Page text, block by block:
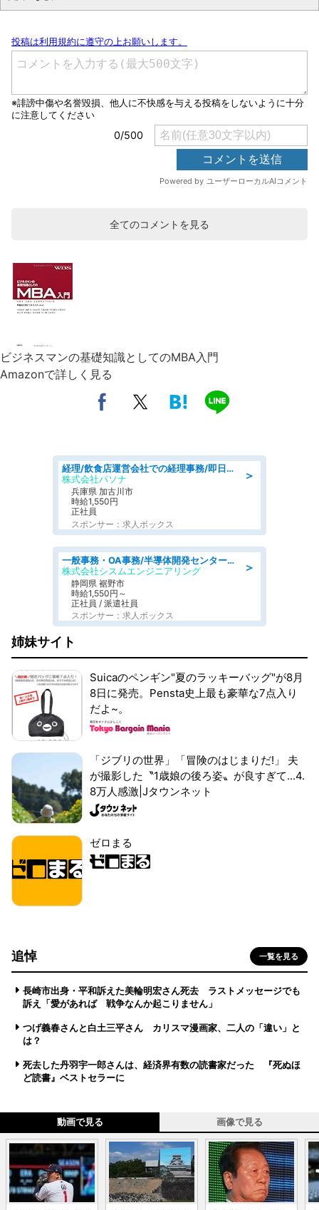
全てのコメントを見る
ビジネスマンの基礎知識としてのMBA入門
Amazonで詳しく見る
＞
経理/飲食店運営会社での経理事務/即日勤務可/車通勤可/経理/一般事務
株式会社パソナ
兵庫県 加古川市
時給1,550円
正社員
スポンサー：求人ボックス
＞
一般事務・OA事務/半導体開発センター内で事務&軽作業スタッフ、募集
株式会社シスムエンジニアリング
静岡県 裾野市
時給1,550円～
正社員 / 派遣社員
スポンサー：求人ボックス
姉妹サイト
Suicaのペンギン"夏のラッキーバッグ"が8月
8日に発売。Pensta史上最も豪華な7点入り
だよ~。
「ジブリの世界」「冒険のはじまりだ!」 夫
が撮影した〝1歳娘の後ろ姿〟が良すぎて...4.
8万人感激|Jタウンネット
ゼロまる
追悼 一覧を見る
長崎市出身・平和訴えた美輪明宏さん死去 ラストメッセージでも
訴え「愛があれば 戦争なんか起こりません」
つげ義春さんと白土三平さん カリスマ漫画家、二人の「違い」と
は？
死去した丹羽宇一郎さんは、経済界有数の読書家だった 『死ぬほ
ど読書』ベストセラーに
動画で見る 画像で見る